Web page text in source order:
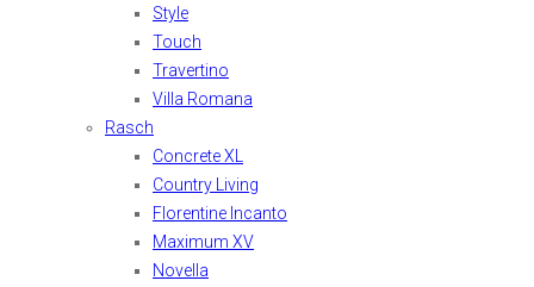
Style
Touch
Travertino
Villa Romana
Rasch
Concrete XL
Country Living
Florentine Incanto
Maximum XV
Novella